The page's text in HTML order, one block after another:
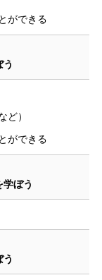
ができる
ど）
ができる
ぼう